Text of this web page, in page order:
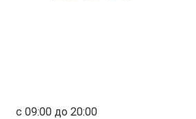
с 09:00 до 20:00